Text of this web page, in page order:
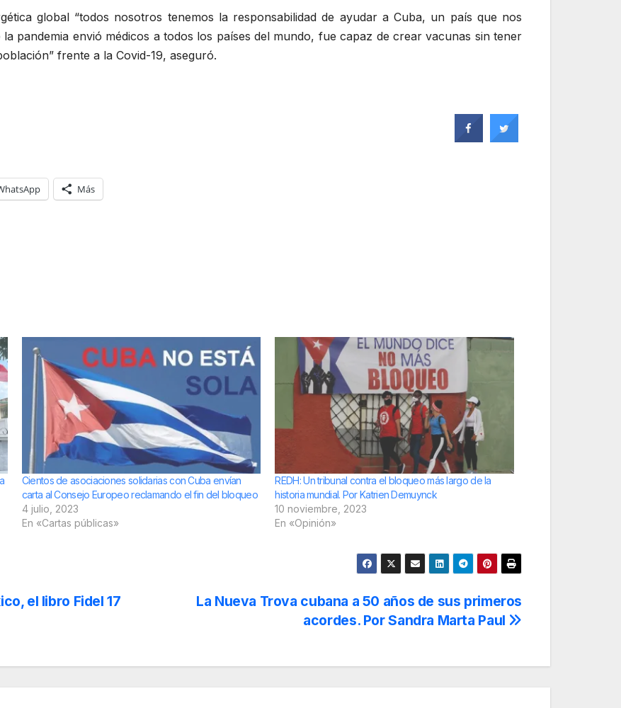
global “todos nosotros tenemos la responsabilidad de ayudar a Cuba, un país que nos
pandemia envió médicos a todos los países del mundo, fue capaz de crear vacunas sin tener
frente a la Covid-19, aseguró.
Más
Cientos de asociaciones solidarias con Cuba envían
carta al Consejo Europeo reclamando el fin del bloqueo
4 julio, 2023
En «Cartas públicas»
REDH: Un tribunal contra el bloqueo más largo de la
historia mundial. Por Katrien Demuynck
10 noviembre, 2023
En «Opinión»
La Nueva Trova cubana a 50 años de sus primeros
acordes. Por Sandra Marta Paul
el libro Fidel 17